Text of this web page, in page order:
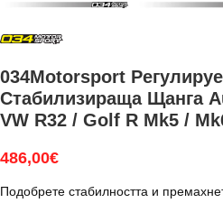
034Motorsport
Стабилизираща Щанга
VW R32 / Golf R Mk5 /
486,00€
Подобрете стабилността и